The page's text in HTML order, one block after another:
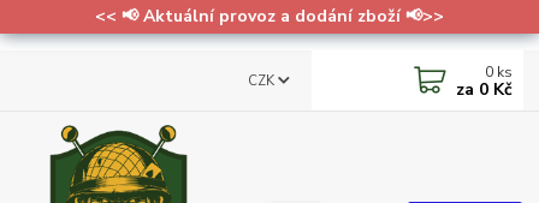
<< 📢 Aktuální provoz a dodání zboží 📢>>
CZK 0 ks
za 0 Kč